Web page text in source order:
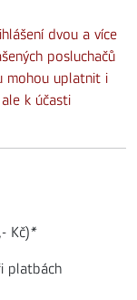
dvou a více
posluchačů
mohou uplatnit i
k účasti
Kč)*
platbách